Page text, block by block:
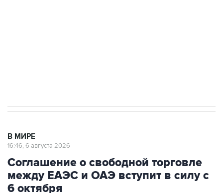
В МИРЕ
16:46, 6 августа 2026
Соглашение о свободной торговле
между ЕАЭС и ОАЭ вступит в силу с
6 октября